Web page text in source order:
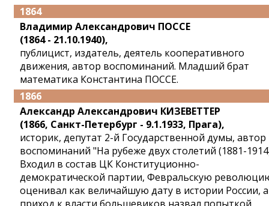
1864
Владимир Александрович ПОССЕ
(1864 - 21.10.1940),
публицист, издатель, деятель кооперативного
движения, автор воспоминаний. Младший брат
математика Константина ПОССЕ.
1866
Александр Александрович КИЗЕВЕТТЕР
(1866, Санкт-Петербург - 9.1.1933, Прага),
историк, депутат 2-й Государственной думы, автор
воспоминаний "На рубеже двух столетий (1881-
Входил в состав ЦК Конституционно-
демократической партии, Февральскую
оценивал как величайшую дату в истории России, а